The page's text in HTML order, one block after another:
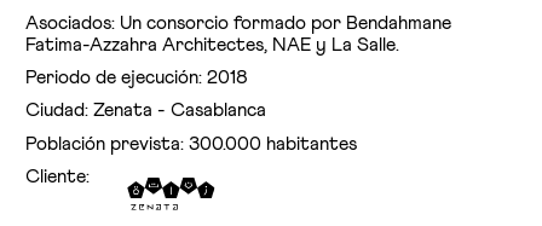
Asociados: Un consorcio formado por Bendahmane
Fatima-Azzahra Architectes, NAE y La Salle.
Periodo de ejecución: 2018
Ciudad: Zenata - Casablanca
Población prevista: 300.000 habitantes
Cliente: